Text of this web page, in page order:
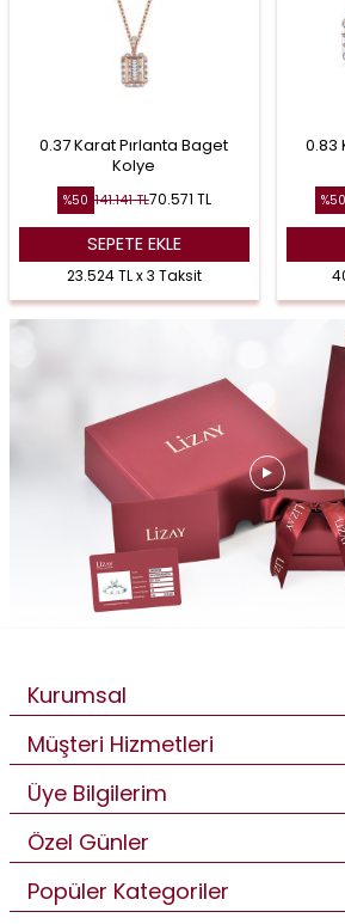
0.37 Karat Pırlanta Baget
Kolye
%50 141.141TL70.571 TL
SEPETE EKLE
23.524 TL x 3 Taksit
0.83
%50
Kurumsal
Müşteri Hizmetleri
Üye Bilgilerim
Özel Günler
Popüler Kategoriler